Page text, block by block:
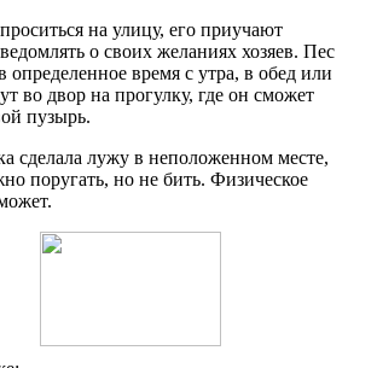
на улицу, его приучают
о своих желаниях хозяев. Пес
определенное время с утра, в обед или
во двор на прогулку, где он сможет
пузырь.
сделала лужу в неположенном месте,
поругать, но не бить. Физическое